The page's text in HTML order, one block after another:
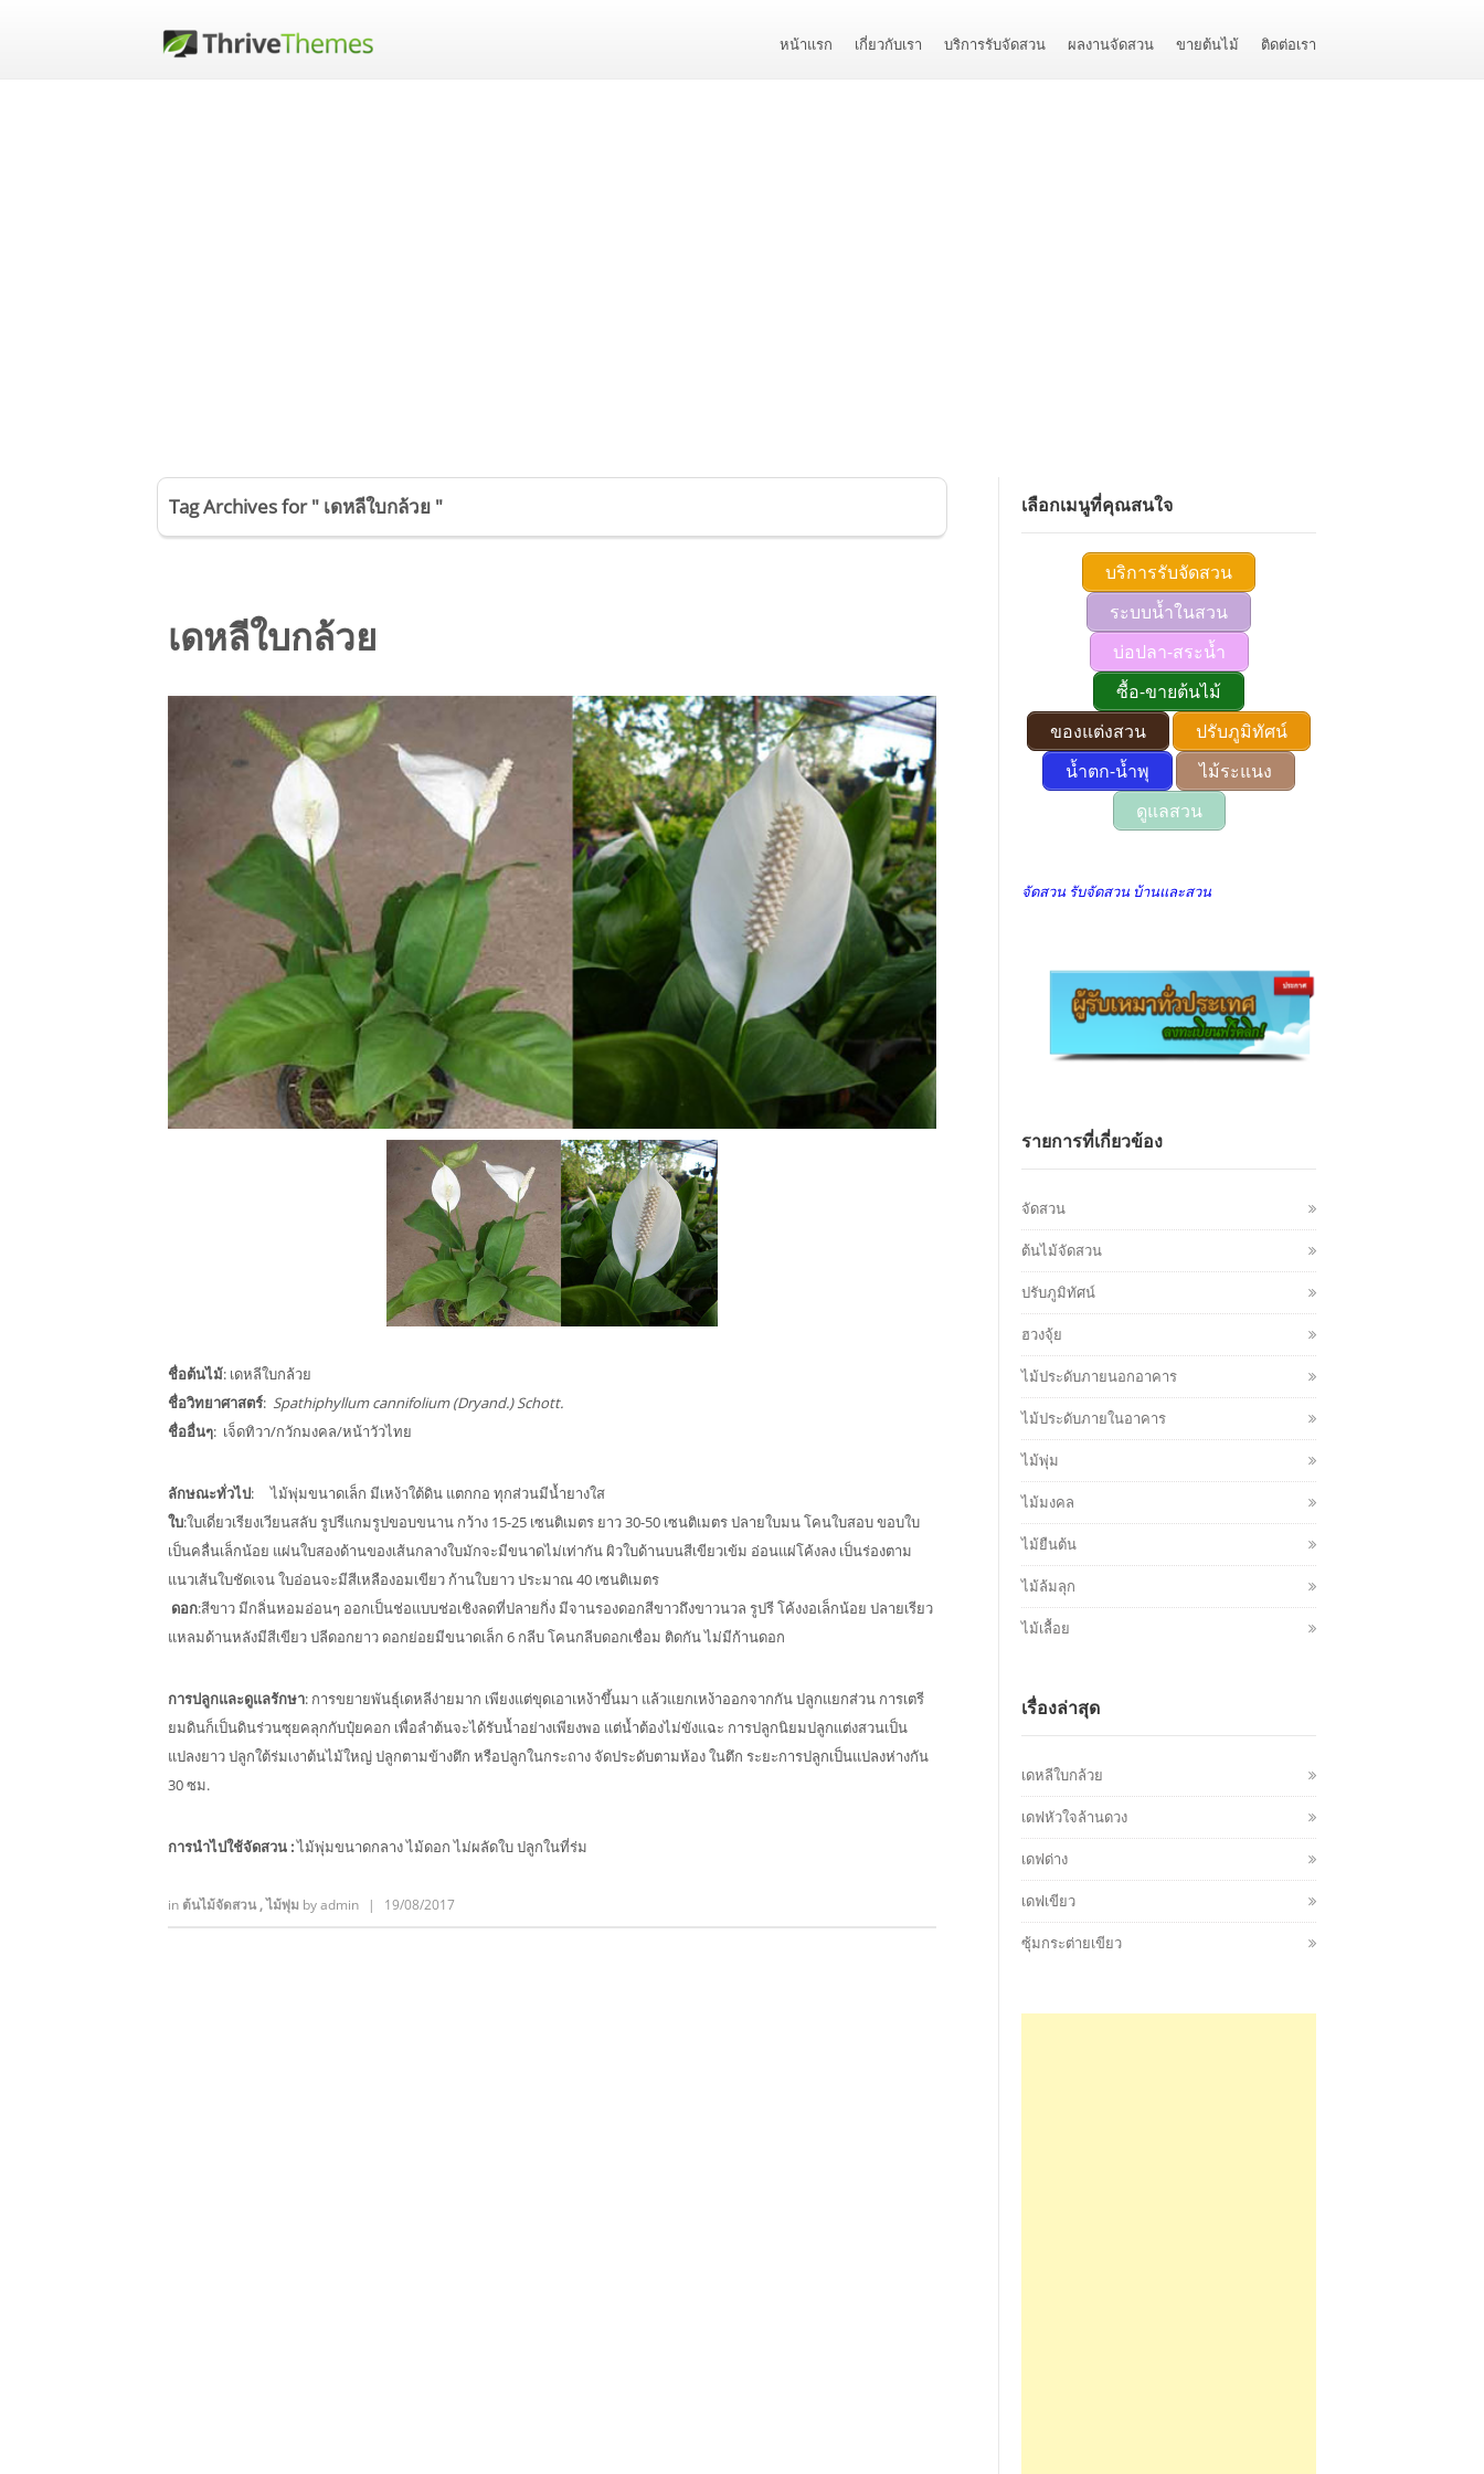
หน้าแรก เกี่ยวกับเรา บริการรับจัดสวน ผลงานจัดสวน ขายต้นไม้ ติดต่อเรา
Tag Archives for " เดหลีใบกล้วย "
เดหลีใบกล้วย
ชื่อต้นไม้: เดหลีใบกล้วย
ชื่อวิทยาศาสตร์: Spathiphyllum cannifolium (Dryand.) Schott.
ชื่ออื่นๆ: เจ็ดทิวา/กวักมงคล/หน้าวัวไทย
ลักษณะทั่วไป: ไม้พุ่มขนาดเล็ก มีเหง้าใต้ดิน แตกกอ ทุกส่วนมีน้ำยางใส
ใบ:ใบเดี่ยวเรียงเวียนสลับ รูปรีแกมรูปขอบขนาน กว้าง 15-25 เซนติเมตร ยาว 30-50 เซนติเมตร ปลายใบมน โคนใบสอบ ขอบใบ
เป็นคลื่นเล็กน้อย แผ่นใบสองด้านของเส้นกลางใบมักจะมีขนาดไม่เท่ากัน ผิวใบด้านบนสีเขียวเข้ม อ่อนแผ่โค้งลง เป็นร่องตาม
แนวเส้นใบชัดเจน ใบอ่อนจะมีสีเหลืองอมเขียว ก้านใบยาว ประมาณ 40 เซนติเมตร
ดอก:สีขาว มีกลิ่นหอมอ่อนๆ ออกเป็นช่อแบบช่อเชิงลดที่ปลายกิ่ง มีจานรองดอกสีขาวถึงขาวนวล รูปรี โค้งงอเล็กน้อย ปลายเรียว
แหลมด้านหลังมีสีเขียว ปลีดอกยาว ดอกย่อยมีขนาดเล็ก 6 กลีบ โคนกลีบดอกเชื่อม ติดกัน ไม่มีก้านดอก
การปลูกและดูแลรักษา: การขยายพันธุ์เดหลีง่ายมาก เพียงแต่ขุดเอาเหง้าขึ้นมา แล้วแยกเหง้าออกจากกัน ปลูกแยกส่วน การเตรี
ยมดินก็เป็นดินร่วนซุยคลุกกับปุ๋ยคอก เพื่อลำต้นจะได้รับน้ำอย่างเพียงพอ แต่น้ำต้องไม่ขังแฉะ การปลูกนิยมปลูกแต่งสวนเป็น
แปลงยาว ปลูกใต้ร่มเงาต้นไม้ใหญ่ ปลูกตามข้างตึก หรือปลูกในกระถาง จัดประดับตามห้อง ในตึก ระยะการปลูกเป็นแปลงห่างกัน
30 ซม.
การนำไปใช้จัดสวน :ไม้พุ่มขนาดกลาง ไม้ดอก ไม่ผลัดใบ ปลูกในที่ร่ม
in ต้นไม้จัดสวน,ไม้พุ่ม byadmin | 19/08/2017
เลือกเมนูที่คุณสนใจ
บริการรับจัดสวน
ระบบน้ำในสวน
บ่อปลา-สระน้ำ
ซื้อ-ขายต้นไม้
ของแต่งสวน
ปรับภูมิทัศน์
น้ำตก-น้ำพุ
ไม้ระแนง
ดูแลสวน
จัดสวน รับจัดสวน บ้านและสวน
รายการที่เกี่ยวข้อง
จัดสวน
ต้นไม้จัดสวน
ปรับภูมิทัศน์
ฮวงจุ้ย
ไม้ประดับภายนอกอาคาร
ไม้ประดับภายในอาคาร
ไม้พุ่ม
ไม้มงคล
ไม้ยืนต้น
ไม้ล้มลุก
ไม้เลื้อย
เรื่องล่าสุด
เดหลีใบกล้วย
เดฟหัวใจล้านดวง
เดฟด่าง
เดฟเขียว
ซุ้มกระต่ายเขียว